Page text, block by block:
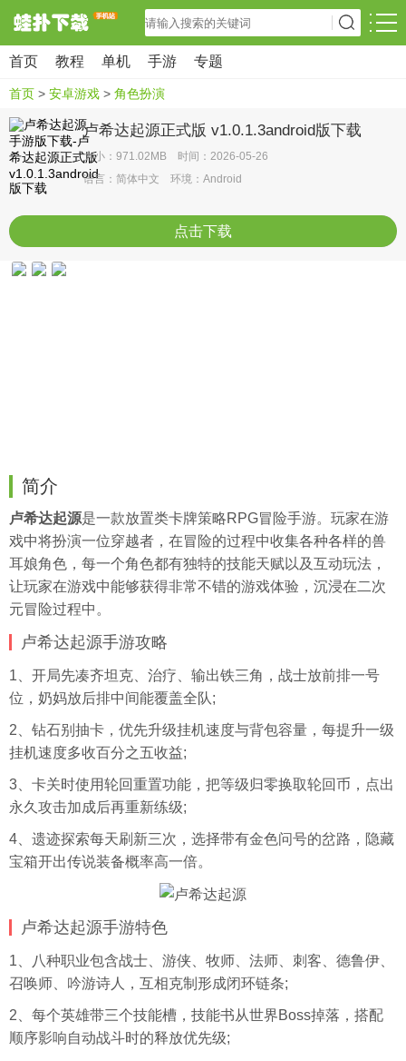
首页 教程 单机 手游 专题
首页 > 安卓游戏 > 角色扮演
卢希达起源正式版 v1.0.1.3android版下载
大小：971.02MB 时间：2026-05-26
语言：简体中文 环境：Android
点击下载
简介
卢希达起源是一款放置类卡牌策略RPG冒险手游。玩家在游
戏中将扮演一位穿越者，在冒险的过程中收集各种各样的兽
耳娘角色，每一个角色都有独特的技能天赋以及互动玩法，
让玩家在游戏中能够获得非常不错的游戏体验，沉浸在二次
元冒险过程中。
卢希达起源手游攻略
1、开局先凑齐坦克、治疗、输出铁三角，战士放前排一号
位，奶妈放后排中间能覆盖全队;
2、钻石别抽卡，优先升级挂机速度与背包容量，每提升一级
挂机速度多收百分之五收益;
3、卡关时使用轮回重置功能，把等级归零换取轮回币，点出
永久攻击加成后再重新练级;
4、遗迹探索每天刷新三次，选择带有金色问号的岔路，隐藏
宝箱开出传说装备概率高一倍。
卢希达起源手游特色
1、八种职业包含战士、游侠、牧师、法师、刺客、德鲁伊、
召唤师、吟游诗人，互相克制形成闭环链条;
2、每个英雄带三个技能槽，技能书从世界Boss掉落，搭配
顺序影响自动战斗时的释放优先级;